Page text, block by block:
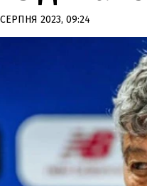
2023, 09:24